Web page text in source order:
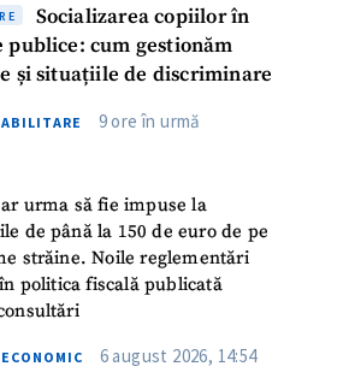
Socializarea copiilor în
publice: cum gestionăm
și situațiile de discriminare
ABILITARE 9 ore în urmă
ar urma să fie impuse la
de până la 150 de euro de pe
străine. Noile reglementări
politica fiscală publicată
ECONOMIC 6 august 2026, 14:54